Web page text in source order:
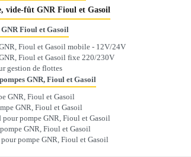
vide-fût GNR Fioul et Gasoil
Fioul et Gasoil
Fioul et Gasoil mobile - 12V/24V
Fioul et Gasoil fixe 220/230V
gestion de flottes
GNR, Fioul et Gasoil
GNR, Fioul et Gasoil
GNR, Fioul et Gasoil
pompe GNR, Fioul et Gasoil
GNR, Fioul et Gasoil
pour pompe GNR, Fioul et Gasoil